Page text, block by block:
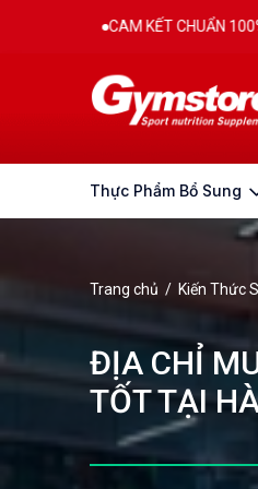
KẾT CHUẨN 100% CHÍNH HÃNG
Thực Phẩm Bổ Sung
Trang chủ / Kiến Thức
ĐỊA CHỈ
TỐT TẠI